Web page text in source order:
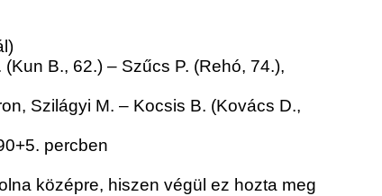
B., 62.) – Szűcs P. (Rehó, 74.),
Szilágyi M. – Kocsis B. (Kovács D.,
percben
középre, hiszen végül ez hozta meg